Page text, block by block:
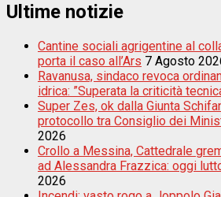
Ultime notizie
Cantine sociali agrigentine al
porta il caso all’Ars 7 Agosto
Ravanusa, sindaco revoca
idrica: ”Superata la criticità
Super Zes, ok dalla Giunta
protocollo tra Consiglio dei
2026
Crollo a Messina, Cattedrale
ad Alessandra Frazzica: oggi
2026